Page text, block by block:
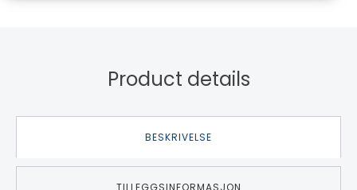
Product details
BESKRIVELSE